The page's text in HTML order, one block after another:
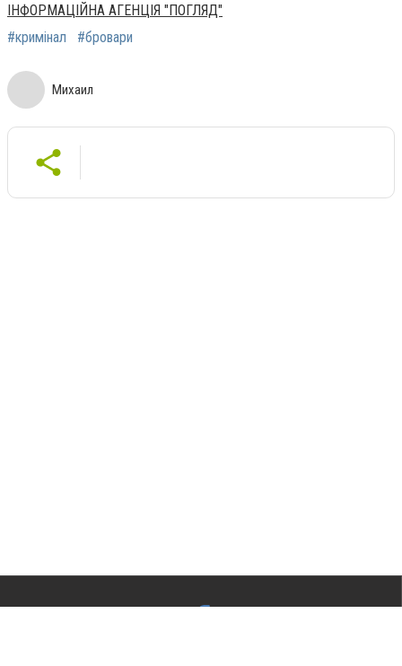
ІНФОРМАЦІЙНА АГЕНЦІЯ "ПОГЛЯД"
#кримінал
#бровари
Михаил